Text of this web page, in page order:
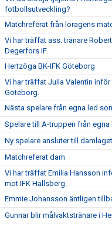
fotbollsutveckling?
Matchreferat från löragens
Vi har träffat ass. tränare
Degerfors IF.
Hertzöga BK-IFK Göteborg
Vi har träffat Julia Valentin
Göteborg.
Nästa spelare från egna led
Spelare till A-truppen från egna
Ny spelare ansluter till damlaget
Matchreferat dam
Vi har träffat Emilia Hansson
mot IFK Hallsberg.
Emmie Johansson äntligen
Gunnar blir målvaktstränare i